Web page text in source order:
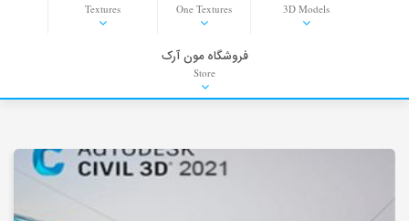
3D Models
One Textures
Textures
PNG-PSD
Background
Stock Images
فروشگاه مون آرک
Store